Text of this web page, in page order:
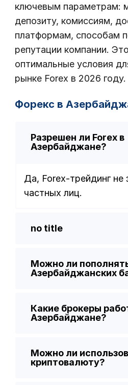
ключевым параметрам:
депозиту, комиссиям,
платформам, способам
репутации компании.
оптимальные условия
рынке Forex в 2026 году.
Форекс в
Разрешен ли Forex в
Азербайджане?
Да, Forex-трейдинг не
частных лиц.
no title
Можно ли
Азербайджанских
Какие брокеры
Азербайджане?
Можно ли
криптовалюту?